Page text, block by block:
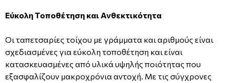
Εύκολη Τοποθέτηση και Ανθεκτικότητα
Οι ταπετσαρίες τοίχου με γράμματα και αριθμούς είναι
σχεδιασμένες για εύκολη τοποθέτηση και είναι
κατασκευασμένες από υλικά υψηλής ποιότητας που
εξασφαλίζουν μακροχρόνια αντοχή. Με τις σύγχρονες